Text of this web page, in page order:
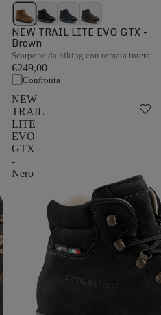
NEW TRAIL LITE EVO GTX -
Brown
Scarpone da hiking con tomaia intera
€249,00
Confronta
NEW
TRAIL
LITE
EVO
GTX
-
Nero